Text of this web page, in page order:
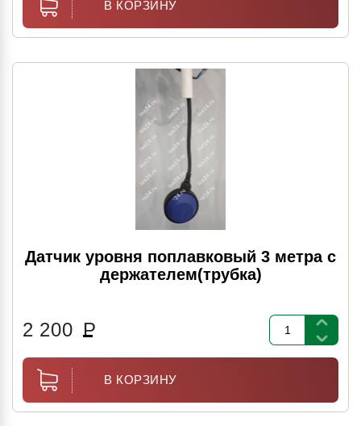
В КОРЗИНУ
Датчик уровня поплавковый 3 метра с
держателем(трубка)
2 200 Р
В КОРЗИНУ